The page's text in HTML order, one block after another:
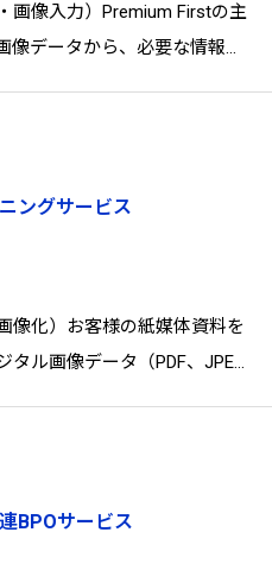
画像入力）Premium Firstの主
データから、必要な情報を
ングサービス
像化）お客様の紙媒体資料を
ル画像データ（PDF、JPEG
BPOサービス